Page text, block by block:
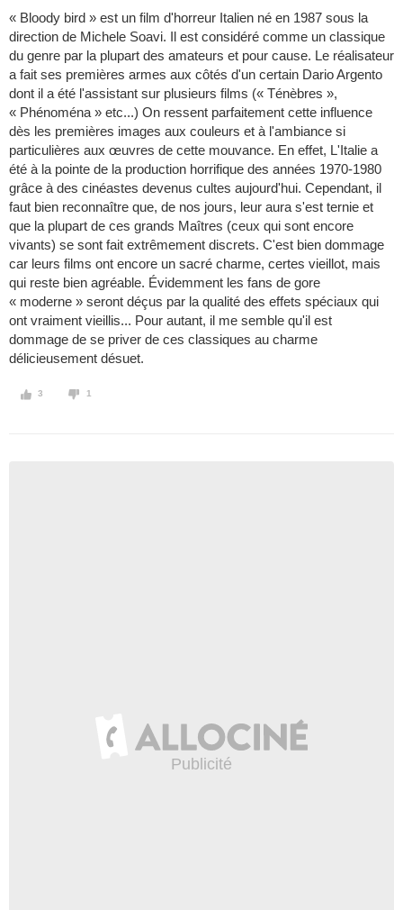
« Bloody bird » est un film d'horreur Italien né en 1987 sous la
direction de Michele Soavi. Il est considéré comme un classique
du genre par la plupart des amateurs et pour cause. Le réalisateur
a fait ses premières armes aux côtés d'un certain Dario Argento
dont il a été l'assistant sur plusieurs films (« Ténèbres »,
« Phénoména » etc...) On ressent parfaitement cette influence
dès les premières images aux couleurs et à l'ambiance si
particulières aux œuvres de cette mouvance. En effet, L'Italie a
été à la pointe de la production horrifique des années 1970-1980
grâce à des cinéastes devenus cultes aujourd'hui. Cependant, il
faut bien reconnaître que, de nos jours, leur aura s'est ternie et
que la plupart de ces grands Maîtres (ceux qui sont encore
vivants) se sont fait extrêmement discrets. C'est bien dommage
car leurs films ont encore un sacré charme, certes vieillot, mais
qui reste bien agréable. Évidemment les fans de gore
« moderne » seront déçus par la qualité des effets spéciaux qui
ont vraiment vieillis... Pour autant, il me semble qu'il est
dommage de se priver de ces classiques au charme
délicieusement désuet.
3 1